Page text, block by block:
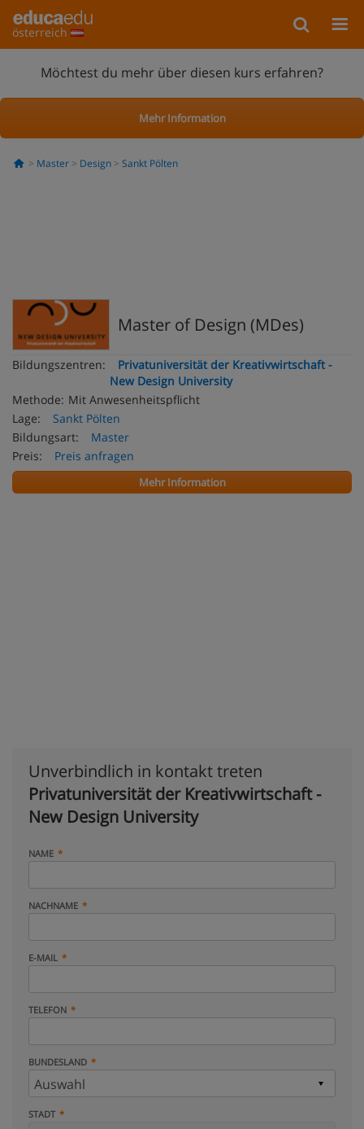
österreich
Möchtest du mehr über diesen kurs erfahren?
Mehr Information
Master Design Sankt Pölten
Master of Design (MDes)
Bildungszentren:
Privatuniversität der Kreativwirtschaft -
New Design University
Methode: Mit Anwesenheitspflicht
Lage:
Sankt Pölten
Bildungsart:
Master
Preis:
Preis anfragen
Mehr Information
Unverbindlich in kontakt treten
Privatuniversität der Kreativwirtschaft -
New Design University
NAME
NACHNAME
E-MAIL
TELEFON
BUNDESLAND
STADT